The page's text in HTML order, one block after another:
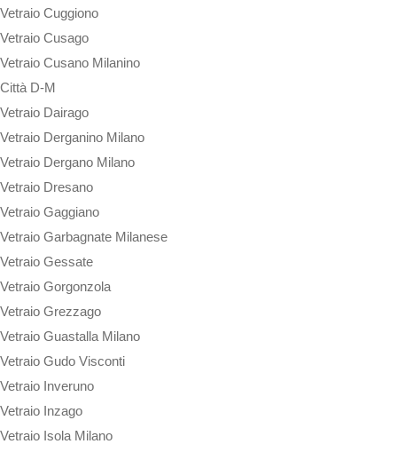
Vetraio Cuggiono
Vetraio Cusago
Vetraio Cusano Milanino
Città D-M
Vetraio Dairago
Vetraio Derganino Milano
Vetraio Dergano Milano
Vetraio Dresano
Vetraio Gaggiano
Vetraio Garbagnate Milanese
Vetraio Gessate
Vetraio Gorgonzola
Vetraio Grezzago
Vetraio Guastalla Milano
Vetraio Gudo Visconti
Vetraio Inveruno
Vetraio Inzago
Vetraio Isola Milano